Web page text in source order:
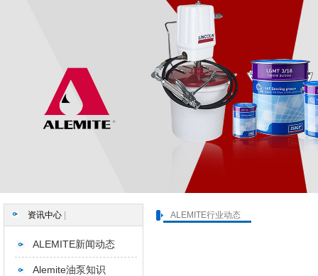
资讯中心
ALEMITE新闻动态
Alemite油泵知识
ALEMITE行业动态